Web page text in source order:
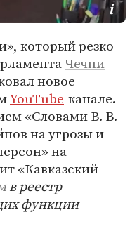
который резко
Чечни
новое
YouTube-канале.
«Словами В. В.
на угрозы и
на
«Кавказский
в реестр
функции